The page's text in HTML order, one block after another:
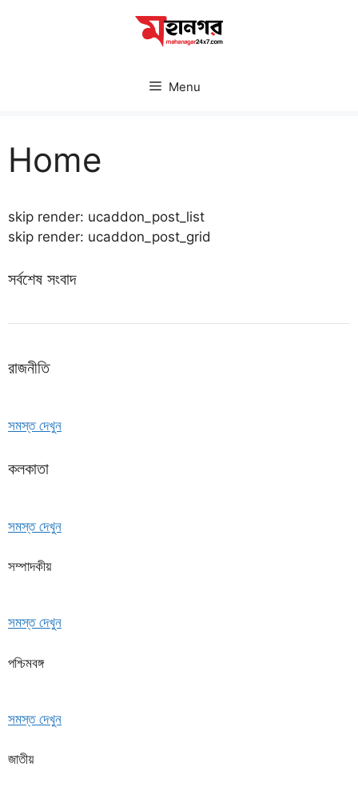
Menu
Home
skip render: ucaddon_post_list
skip render: ucaddon_post_grid
সর্বশেষ সংবাদ
রাজনীতি
সমস্ত দেখুন
কলকাতা
সমস্ত দেখুন
সম্পাদকীয়
সমস্ত দেখুন
পশ্চিমবঙ্গ
সমস্ত দেখুন
জাতীয়